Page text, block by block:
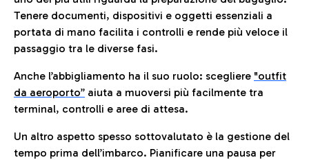
Tenere documenti, dispositivi e oggetti essenziali a
portata di mano facilita i controlli e rende più veloce il
passaggio tra le diverse fasi.
Anche l’abbigliamento ha il suo ruolo: scegliere "outfit
da aeroporto” aiuta a muoversi più facilmente tra
terminal, controlli e aree di attesa.
Un altro aspetto spesso sottovalutato è la gestione del
tempo prima dell’imbarco. Pianificare una pausa per